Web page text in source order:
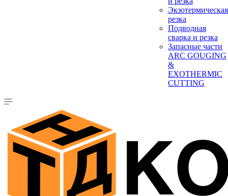
Экзотермическая
резка
Подводная
сварка и резка
Запасные части
ARC GOUGING
&
EXOTHERMIC
CUTTING